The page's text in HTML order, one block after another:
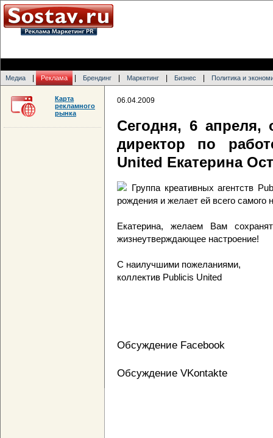
Медиа Реклама Брендинг Маркетинг Бизнес Политика и
06.04.2009
Сегодня, 6 апреля,
директор по
United Екатерина
Группа креативных агентств
рождения и желает ей всего самого
Екатерина, желаем Вам
жизнеутверждающее настроение!
С наилучшими пожеланиями,
коллектив Publicis United
Обсуждение Facebook
Обсуждение VKontakte
Карта
рекламного
рынка